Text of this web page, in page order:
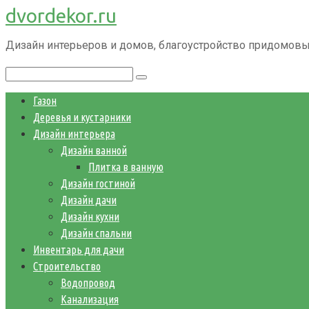
Перейти
к
контенту
dvordekor.ru
Дизайн интерьеров и домов, благоустройство
Газон
Деревья и кустарники
Дизайн интерьера
Дизайн ванной
Плитка в ванную
Дизайн гостиной
Дизайн дачи
Дизайн кухни
Дизайн спальни
Инвентарь для дачи
Строительство
Водопровод
Канализация